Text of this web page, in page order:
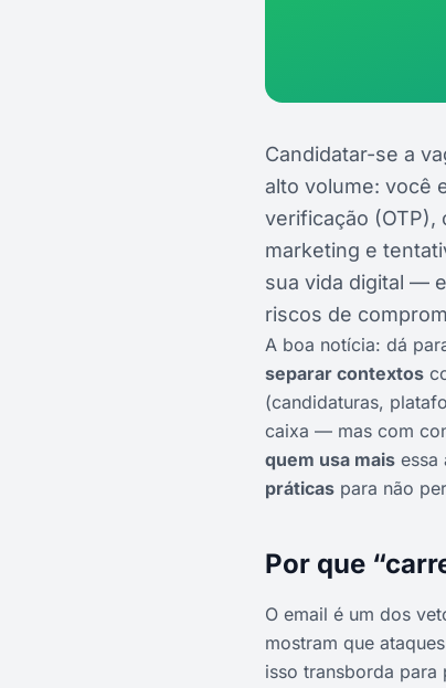
Candidatar-se a
alto volume: você
verificação (OTP),
marketing e
sua vida digital —
riscos de
A boa notícia: dá
separar contextos
(candidaturas,
caixa — mas com
quem usa mais essa
práticas para não
Por que
O email é um dos
mostram que
isso transborda para